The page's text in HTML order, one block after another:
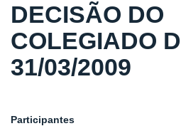
DECISÃO DO
COLEGIADO
31/03/2009
Participantes